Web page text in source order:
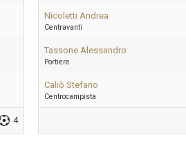
4
Nicoletti Andrea
Centravanti
Tassone Alessandro
Portiere
Caliò Stefano
Centrocampista